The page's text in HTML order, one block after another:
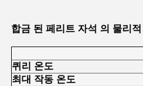
합금 된 페리트 자석 의 물리
퀴리 온도
최대 작동 온도